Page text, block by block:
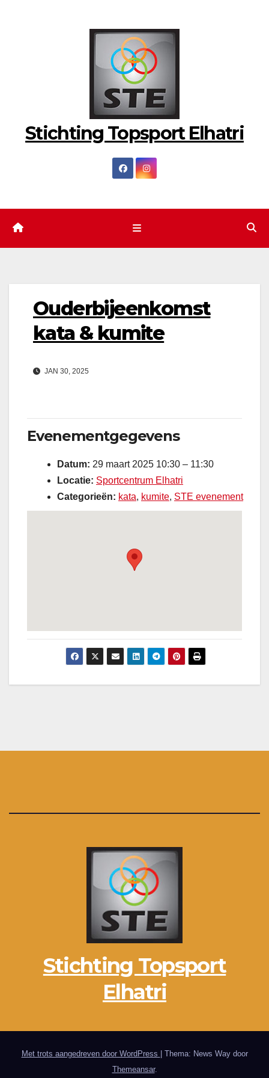
Stichting Topsport Elhatri
Ouderbijeenkomst
kata & kumite
JAN 30, 2025
Evenementgegevens
Datum: 29 maart 2025 10:30 – 11:30
Locatie: Sportcentrum Elhatri
Categorieën: kata, kumite, STE evenement
Stichting Topsport
Elhatri
Met trots aangedreven door WordPress
Thema: News Way door
Themeansar.